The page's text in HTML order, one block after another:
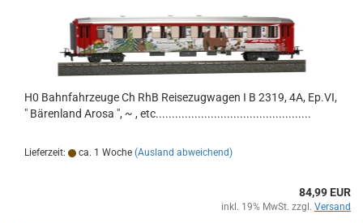
H0 Bahnfahrzeuge Ch RhB Reisezugwagen I B 2319, 4A, Ep.VI,
" Bärenland Arosa ", ~ , etc................................................
Lieferzeit: ca. 1 Woche (Ausland abweichend)
84,99 EUR
inkl. 19% MwSt. zzgl. Versand